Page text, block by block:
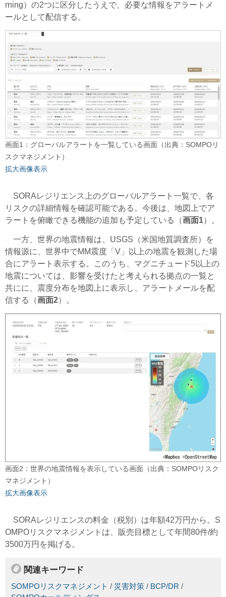
rning）の2つに区分したうえで、必要な情報をアラートメ
ールとして配信する。
画面1：グローバルアラートを一覧している画面（出典：SOMPOリ
スクマネジメント）
拡大画像表示
SORAレジリエンス上のグローバルアラート一覧で、各
リスクの詳細情報を確認可能である。今後は、地図上でア
ラートを俯瞰できる機能の追加も予定している（画面1）。
一方、世界の地震情報は、USGS（米国地質調査所）を
情報源に、世界中でMM震度「V」以上の地震を観測した場
合にアラート表示する。このうち、マグニチュード5以上の
地震については、影響を受けたと考えられる拠点の一覧と
共にに、震度分布を地図上に表示し、アラートメールを配
信する（画面2）。
画面2：世界の地震情報を表示している画面（出典：SOMPOリスク
マネジメント）
拡大画像表示
SORAレジリエンスの料金（税別）は年額42万円から。S
OMPOリスクマネジメントは、販売目標として年間80件/約
3500万円を掲げる。
関連キーワード
SOMPOリスクマネジメント / 災害対策 / BCP/DR /